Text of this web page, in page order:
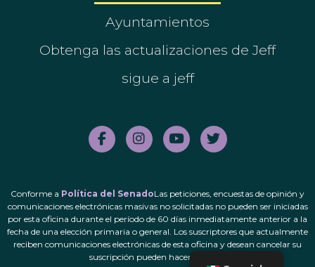
Ayuntamientos
Obtenga las actualizaciones de Jeff
sigue a jeff
Conforme a Política del SenadoLas peticiones, encuestas de opinión y
comunicaciones electrónicas masivas no solicitadas no pueden ser iniciadas
por esta oficina durante el período de 60 días inmediatamente anterior a la
fecha de una elección primaria o general. Los suscriptores que actualmente
reciben comunicaciones electrónicas de esta oficina y desean cancelar su
suscripción pueden hacerlo.